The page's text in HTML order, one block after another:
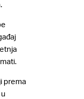
prema